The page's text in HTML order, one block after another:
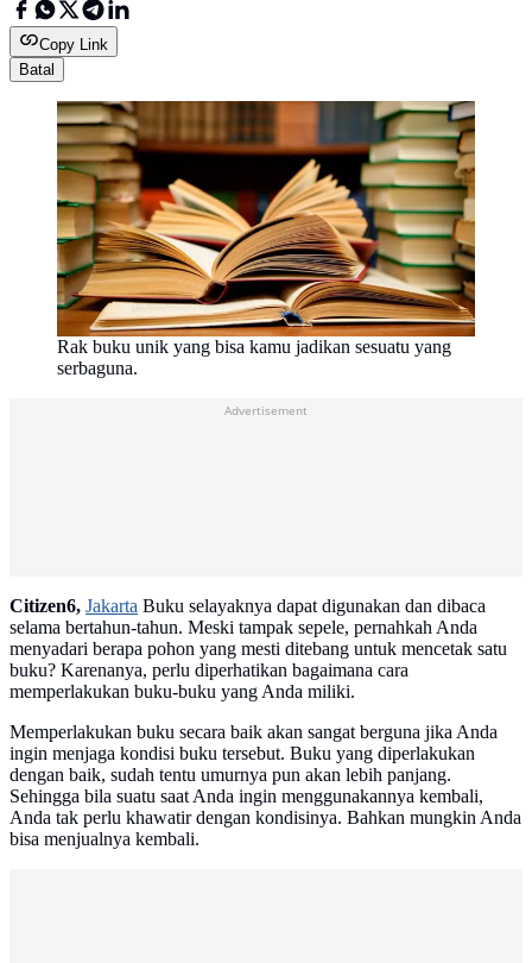
Copy Link
Batal
Rak buku unik yang bisa kamu jadikan sesuatu yang
serbaguna.
Advertisement
Citizen6, Jakarta Buku selayaknya dapat digunakan dan dibaca
selama bertahun-tahun. Meski tampak sepele, pernahkah Anda
menyadari berapa pohon yang mesti ditebang untuk mencetak satu
buku? Karenanya, perlu diperhatikan bagaimana cara
memperlakukan buku-buku yang Anda miliki.
Memperlakukan buku secara baik akan sangat berguna jika Anda
ingin menjaga kondisi buku tersebut. Buku yang diperlakukan
dengan baik, sudah tentu umurnya pun akan lebih panjang.
Sehingga bila suatu saat Anda ingin menggunakannya kembali,
Anda tak perlu khawatir dengan kondisinya. Bahkan mungkin Anda
bisa menjualnya kembali.